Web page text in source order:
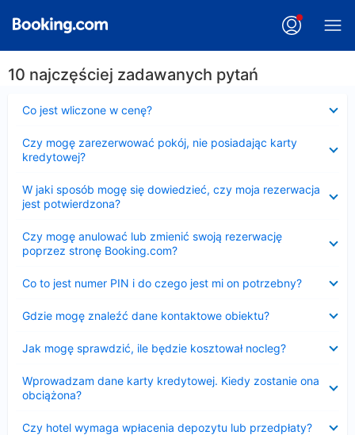
10 najczęściej zadawanych pytań
Co jest wliczone w cenę?
Czy mogę zarezerwować pokój, nie posiadając karty
kredytowej?
W jaki sposób mogę się dowiedzieć, czy moja rezerwacja
jest potwierdzona?
Czy mogę anulować lub zmienić swoją rezerwację
poprzez stronę Booking.com?
Co to jest numer PIN i do czego jest mi on potrzebny?
Gdzie mogę znaleźć dane kontaktowe obiektu?
Jak mogę sprawdzić, ile będzie kosztował nocleg?
Wprowadzam dane karty kredytowej. Kiedy zostanie ona
obciążona?
Czy hotel wymaga wpłacenia depozytu lub przedpłaty?